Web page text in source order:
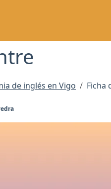
de inglés en Vigo Ficha